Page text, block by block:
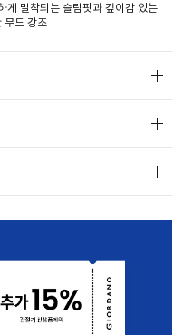
게 밀착되는 슬림핏과 깊이감 있는
무드 강조
와 대비되는 배색(Ringer) 디테일
는 시각적 효과 제공